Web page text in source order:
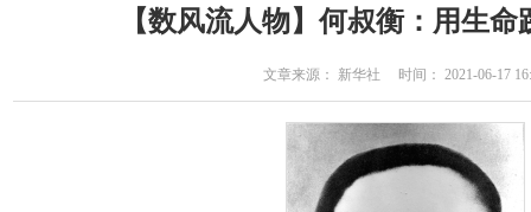
【数风流人物】何叔衡：用生
文章来源： 新华社 时间： 2021-06-17